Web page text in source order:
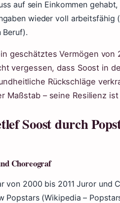
auf sein Einkommen
wieder voll arbeitsfähig
Beruf).
geschätztes Vermögen von
vergessen, dass Soost in
Rückschläge
Maßstab – seine Resilienz
Soost durch
Choreograf
von 2000 bis 2011 Juror und
Popstars (Wikipedia –